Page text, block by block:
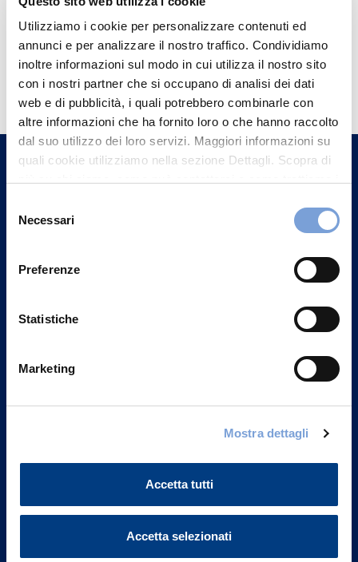
Utilizziamo i cookie per personalizzare contenuti ed
annunci e per analizzare il nostro traffico. Condividiamo
inoltre informazioni sul modo in cui utilizza il nostro sito
con i nostri partner che si occupano di analisi dei dati
web e di pubblicità, i quali potrebbero combinarle con
altre informazioni che ha fornito loro o che hanno raccolto
dal suo utilizzo dei loro servizi. Maggiori informazioni su
quali cookie utilizziamo nella sezione Dettagli. Scopra di
può trovare nel footer del sito nella sezione "Informativa
delNecessari
Preferenze
Statistiche
Marketing
Mostra dettagli
Accetta tutti
Accetta selezionati
Hai bisogno di
informazioni?
Trova l'Agenzia più vicina a te e parla con
un nostro Agente.